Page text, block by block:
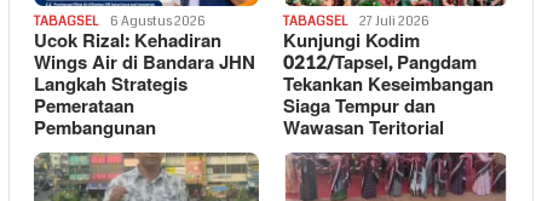
TABAGSEL 6 Agustus 2026
Ucok Rizal: Kehadiran
Wings Air di Bandara JHN
Langkah Strategis
Pemerataan
Pembangunan
TABAGSEL 27 Juli 2026
Kunjungi Kodim
0212/Tapsel, Pangdam
Tekankan Keseimbangan
Siaga Tempur dan
Wawasan Teritorial